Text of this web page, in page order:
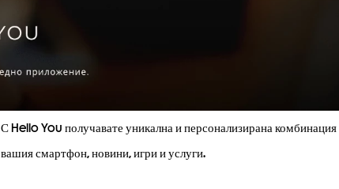
С Hello You получавате уникална и персонализирана комбинация
вашия смартфон, новини, игри и услуги.